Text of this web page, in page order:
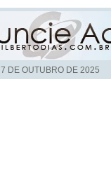
7 DE OUTUBRO DE 2025